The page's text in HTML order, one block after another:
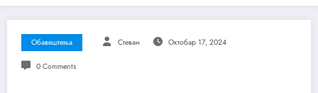
Обавештења Стеван Октобар 17, 2024
0 Comments